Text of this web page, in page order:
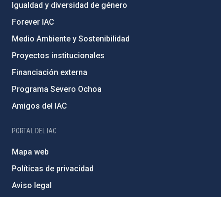
Igualdad y diversidad de género
Forever IAC
Medio Ambiente y Sostenibilidad
Proyectos institucionales
Financiación externa
Programa Severo Ochoa
Amigos del IAC
PORTAL DEL IAC
Mapa web
Políticas de privacidad
Aviso legal